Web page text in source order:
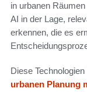
in urbanen
AI in der Lage,
erkennen, die es
Diese
urbanen Planung